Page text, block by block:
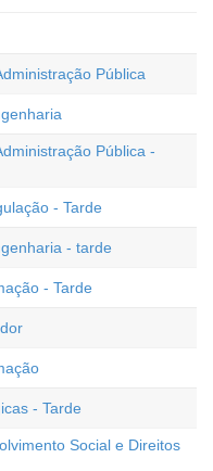
Pública
Pública -
- Tarde
- tarde
- Tarde
- Tarde
Social e Direitos